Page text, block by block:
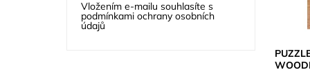
Vložením e-mailu souhlasíte s
podmínkami ochrany osobních
údajů